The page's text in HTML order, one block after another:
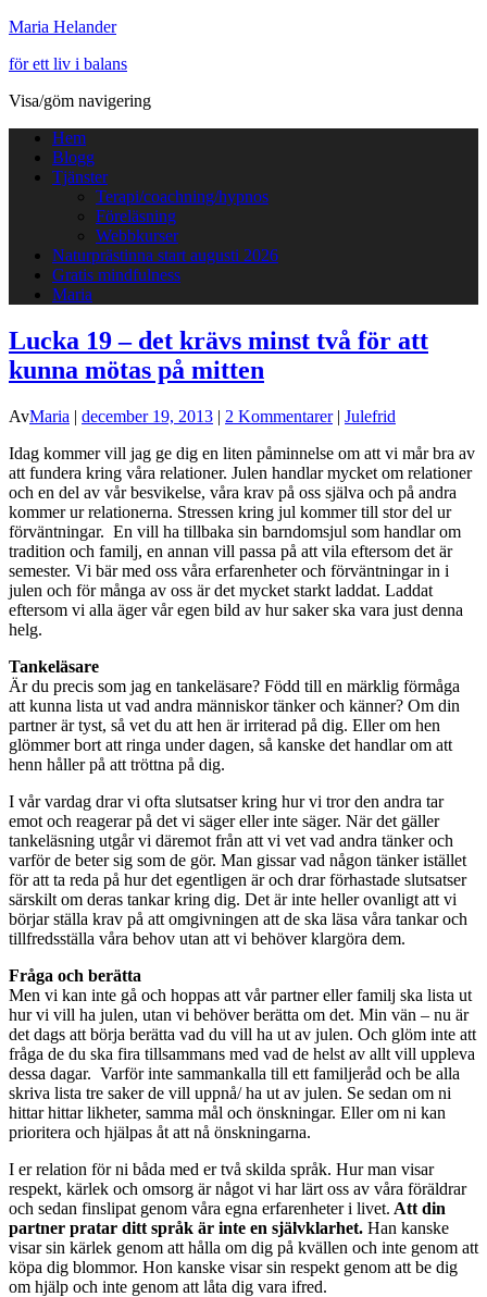
Maria Helander
för ett liv i balans
Visa/göm navigering
Hem
Blogg
Tjänster
Terapi/coachning/hypnos
Föreläsning
Webbkurser
Naturprästinna start augusti 2026
Gratis mindfulness
Maria
Lucka 19 – det krävs minst två för att
kunna mötas på mitten
AvMaria | december 19, 2013 | 2 Kommentarer| Julefrid
Idag kommer vill jag ge dig en liten påminnelse om att vi mår bra av
att fundera kring våra relationer. Julen handlar mycket om relationer
och en del av vår besvikelse, våra krav på oss själva och på andra
kommer ur relationerna. Stressen kring jul kommer till stor del ur
förväntningar. En vill ha tillbaka sin barndomsjul som handlar om
tradition och familj, en annan vill passa på att vila eftersom det är
semester. Vi bär med oss våra erfarenheter och förväntningar in i
julen och för många av oss är det mycket starkt laddat. Laddat
eftersom vi alla äger vår egen bild av hur saker ska vara just denna
helg.
Tankeläsare
Är du precis som jag en tankeläsare? Född till en märklig förmåga
att kunna lista ut vad andra människor tänker och känner? Om din
partner är tyst, så vet du att hen är irriterad på dig. Eller om hen
glömmer bort att ringa under dagen, så kanske det handlar om att
henn håller på att tröttna på dig.
I vår vardag drar vi ofta slutsatser kring hur vi tror den andra tar
emot och reagerar på det vi säger eller inte säger. När det gäller
tankeläsning utgår vi däremot från att vi vet vad andra tänker och
varför de beter sig som de gör. Man gissar vad någon tänker istället
för att ta reda på hur det egentligen är och drar förhastade slutsatser
särskilt om deras tankar kring dig. Det är inte heller ovanligt att vi
börjar ställa krav på att omgivningen att de ska läsa våra tankar och
tillfredsställa våra behov utan att vi behöver klargöra dem.
Fråga och berätta
Men vi kan inte gå och hoppas att vår partner eller familj ska lista ut
hur vi vill ha julen, utan vi behöver berätta om det. Min vän – nu är
det dags att börja berätta vad du vill ha ut av julen. Och glöm inte att
fråga de du ska fira tillsammans med vad de helst av allt vill uppleva
dessa dagar. Varför inte sammankalla till ett familjeråd och be alla
skriva lista tre saker de vill uppnå/ ha ut av julen. Se sedan om ni
hittar hittar likheter, samma mål och önskningar. Eller om ni kan
prioritera och hjälpas åt att nå önskningarna.
I er relation för ni båda med er två skilda språk. Hur man visar
respekt, kärlek och omsorg är något vi har lärt oss av våra föräldrar
och sedan finslipat genom våra egna erfarenheter i livet. Att din
partner pratar ditt språk är inte en självklarhet. Han kanske
visar sin kärlek genom att hålla om dig på kvällen och inte genom att
köpa dig blommor. Hon kanske visar sin respekt genom att be dig
om hjälp och inte genom att låta dig vara ifred.